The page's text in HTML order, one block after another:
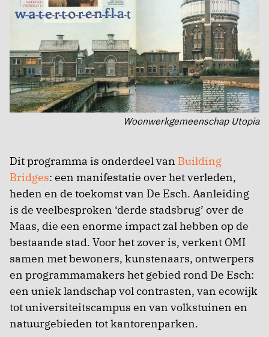
Woonwerkgemeenschap Utopia
Dit programma is onderdeel van Building
Bridges: een manifestatie over het verleden,
heden en de toekomst van De Esch. Aanleiding
is de veelbesproken ‘derde stadsbrug’ over de
Maas, die een enorme impact zal hebben op de
bestaande stad. Voor het zover is, verkent OMI
samen met bewoners, kunstenaars, ontwerpers
en programmamakers het gebied rond De Esch:
een uniek landschap vol contrasten, van ecowijk
tot universiteitscampus en van volkstuinen en
natuurgebieden tot kantorenparken.